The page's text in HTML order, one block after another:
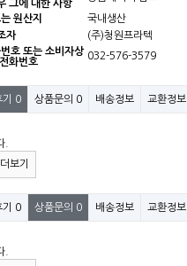
그에 대한 사항
원산지
국내생산
자
(주)청원프라텍
호 또는 소비자상
화번호
032-576-3579
0 상품문의 0 배송정보 교환정보
.
더보기
0 상품문의 0 배송정보 교환정보
.